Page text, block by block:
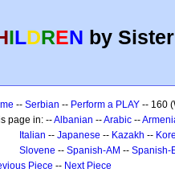
ILDREN by
-- Serbian -- Perform a PLAY -- 160
page in: --Albanian --Arabic --
Italian -- Japanese -- Kazakh --
Slovene -- Spanish-AM -- Spanish-
Piece -- Next Piece